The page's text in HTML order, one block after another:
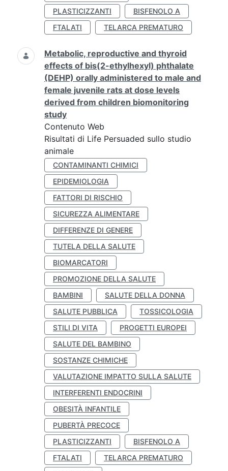
PLASTICIZZANTI
BISFENOLO A
FTALATI
TELARCA PREMATURO
Metabolic, reproductive and thyroid
effects of bis(2-ethylhexyl) phthalate
(DEHP) orally administered to male and
female juvenile rats at dose levels
derived from children biomonitoring
study
Contenuto Web
Risultati di Life Persuaded sullo studio
animale
CONTAMINANTI CHIMICI
EPIDEMIOLOGIA
FATTORI DI RISCHIO
SICUREZZA ALIMENTARE
DIFFERENZE DI GENERE
TUTELA DELLA SALUTE
BIOMARCATORI
PROMOZIONE DELLA SALUTE
BAMBINI
SALUTE DELLA DONNA
SALUTE PUBBLICA
TOSSICOLOGIA
STILI DI VITA
PROGETTI EUROPEI
SALUTE DEL BAMBINO
SOSTANZE CHIMICHE
VALUTAZIONE IMPATTO SULLA SALUTE
INTERFERENTI ENDOCRINI
OBESITÀ INFANTILE
PUBERTÀ PRECOCE
PLASTICIZZANTI
BISFENOLO A
FTALATI
TELARCA PREMATURO